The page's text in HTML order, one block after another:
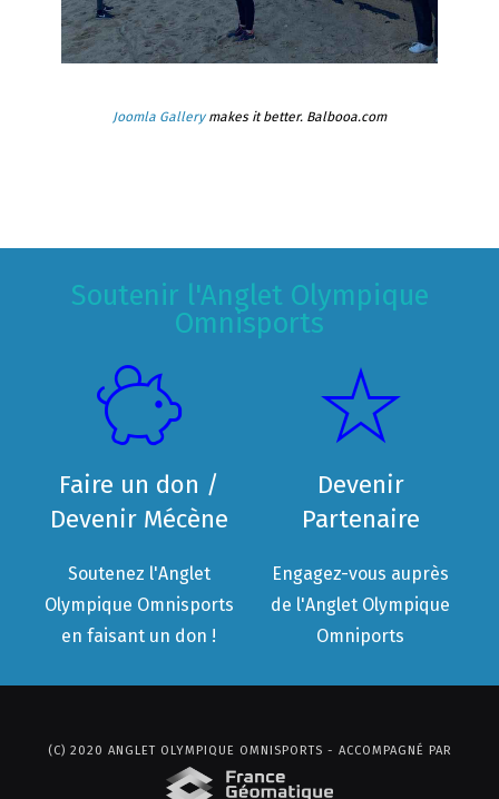
Joomla Gallerymakes it better. Balbooa.com
Soutenir l'Anglet Olympique
Omnisports
Faire un don /
Devenir Mécène
Soutenez l'Anglet
Olympique Omnisports
en faisant un don !
Devenir
Partenaire
Engagez-vous auprès
de l'Anglet Olympique
Omniports
(C) 2020 ANGLET OLYMPIQUE OMNISPORTS - ACCOMPAGNÉ PAR